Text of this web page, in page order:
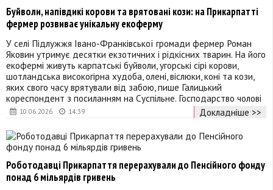
10.06.2026 14:39
Буйволи, напівдикі корови та врятовані кози: на Прикарпатті
фермер розвиває унікальну екоферму
У селі Підлужжя Івано-Франківської громади фермер Роман
Яковин утримує десятки екзотичних і рідкісних тварин. На його
екофермі живуть карпатські буйволи, угорські сірі корови,
шотландська високогірна худоба, олені, віслюки, коні та кози,
яких свого часу врятували від забою, пише Галицький
кореспондент з посиланням на Суспільне. Господарство чолові
Докладніше >>
Роботодавці Прикарпаття перерахували до Пенсійного фонду
понад 6 мільярдів гривень